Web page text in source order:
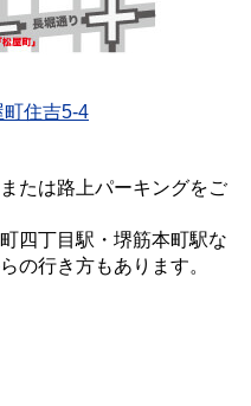
町住吉5-4
たは路上パーキングをご
四丁目駅・堺筋本町駅な
の行き方もあります。